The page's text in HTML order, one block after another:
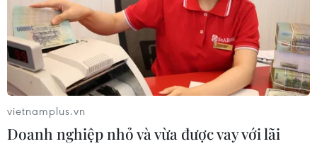
vietnamplus.vn
Doanh nghiệp nhỏ và vừa được vay với lãi